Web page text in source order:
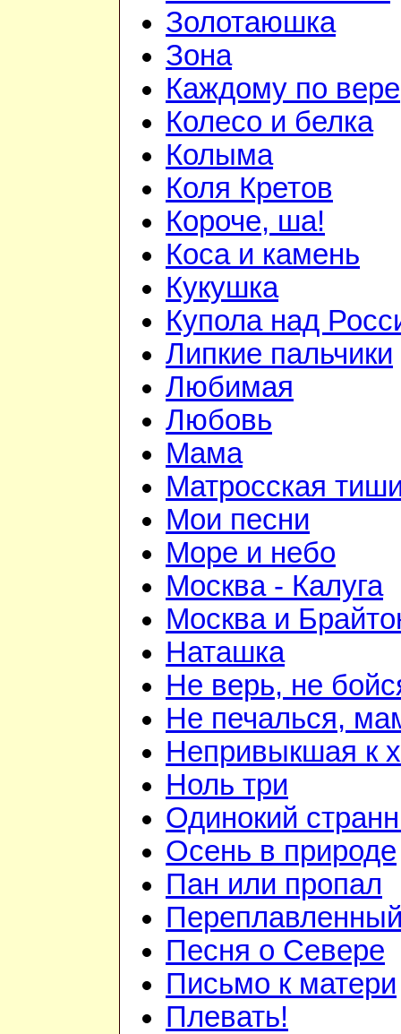
Золотаюшка
Зона
Каждому по вере
Колесо и белка
Колыма
Коля Кретов
Короче, ша!
Коса и камень
Кукушка
Купола над
Липкие пальчики
Любимая
Любовь
Мама
Матросская
Мои песни
Море и небо
Москва - Калуга
Москва и
Наташка
Не верь, не
Не печалься,
Непривыкшая к
Ноль три
Одинокий
Осень в природе
Пан или пропал
Песня о Севере
Письмо к матери
Плевать!